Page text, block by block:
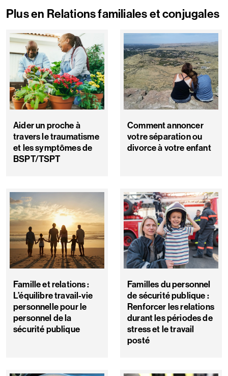
Plus en Relations familiales et conjugales
Aider un proche à
travers le traumatisme
et les symptômes de
BSPT/TSPT
Comment annoncer
votre séparation ou
divorce à votre enfant
Famille et relations :
L’équilibre travail-vie
personnelle pour le
personnel de la
sécurité publique
Familles du personnel
de sécurité publique :
Renforcer les relations
durant les périodes de
stress et le travail
posté